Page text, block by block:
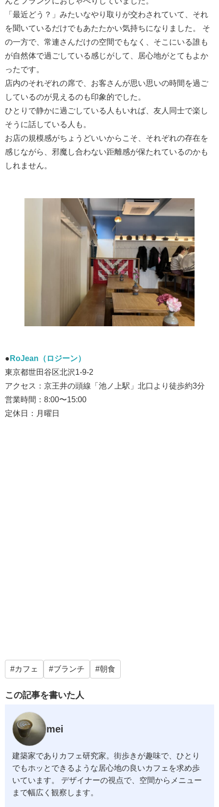
「最近どう？」みたいなやり取りが交わされていて、それ
を聞いているだけでもあたたかい気持ちになりました。 そ
の一方で、常連さんだけの空間でもなく、そこにいる誰も
が自然体で過ごしている感じがして、居心地がとてもよか
ったです。
店内のそれぞれの席で、お客さんが思い思いの時間を過ご
しているのが見えるのも印象的でした。
ひとりで静かに過ごしている人もいれば、友人同士で楽し
そうに話している人も。
お店の規模感がちょうどいいからこそ、それぞれの存在を
感じながら、邪魔し合わない距離感が保たれているのかも
しれません。
● RoJean（ロジーン）
東京都世田谷区北沢1-9-2
アクセス：京王井の頭線「池ノ上駅」北口より徒歩約3分
営業時間：8:00〜15:00
定休日：月曜日
カフェ ブランチ 朝食
この記事を書いた人
mei
建築家でありカフェ研究家。街歩きが趣味で、ひとり
でもホッとできるような居心地の良いカフェを求め歩
いています。 デザイナーの視点で、空間からメニュー
まで幅広く観察します。